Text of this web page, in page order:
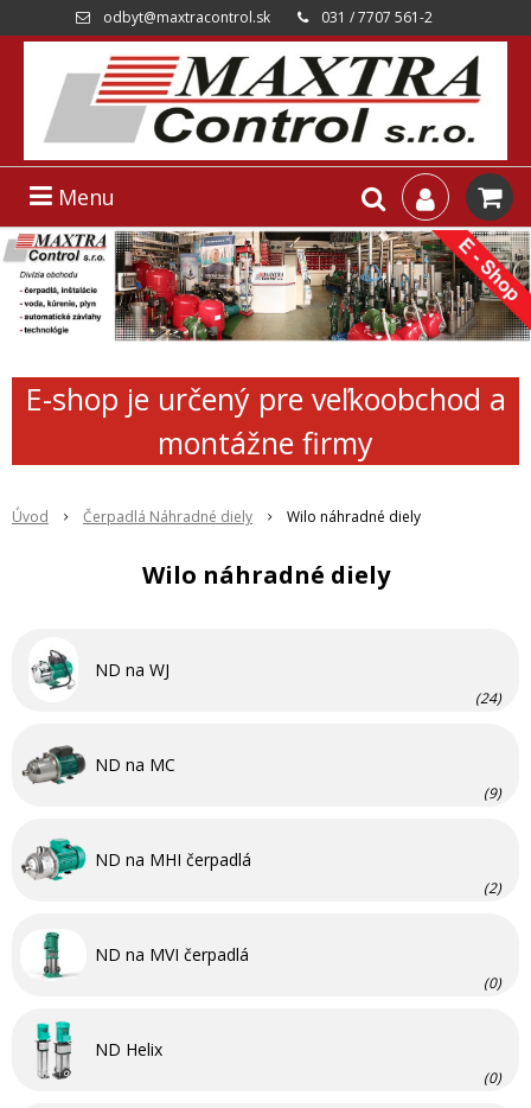
odbyt@maxtracontrol.sk 031 / 7707 561-2
Menu
E-shop je určený pre veľkoobchod a
montážne firmy
Úvod Čerpadlá Náhradné diely Wilo náhradné diely
Wilo náhradné diely
ND na WJ
(24)
ND na MC
(9)
ND na MHI čerpadlá
(2)
ND na MVI čerpadlá
(0)
ND Helix
(0)